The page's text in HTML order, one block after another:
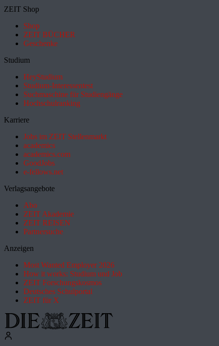
ZEIT Shop
Shop
ZEIT BÜCHER
Geschenke
Studium
HeyStudium
Studium-Interessentest
Suchmaschine für Studiengänge
Hochschulranking
Karriere
Jobs im ZEIT Stellenmarkt
academics
academics.com
GoodJobs
e-fellows.net
Verlagsangebote
Abo
ZEIT Akademie
ZEIT REISEN
Partnersuche
Anzeigen
Most Wanted Employer 2026
How it works: Studium und Job
ZEIT Forschungskosmos
Deutsches Schulportal
ZEIT für X